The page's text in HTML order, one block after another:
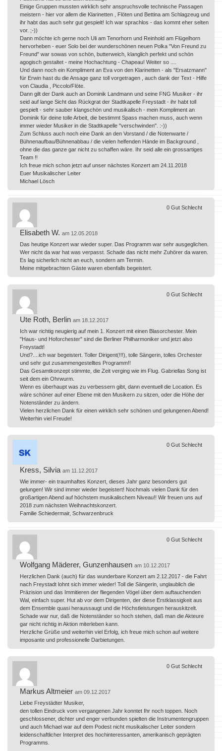
Einige Gruppen mussten wirklich sehr anspruchsvolle technische Passagen
meistern - hier vor allem die Klarinetten , Flöten und Bettina am Schlagzeug und
ihr habt das auch sehr gut gespielt! Ich war sprachlos - das kommt eher selten
vor. ;-))
Dann möchte ich gerne noch Uli am Tenorhorn und Reinhold am Flügelhorn
hervorheben - euer Solo bei der wunderschönen neuen Polka "Von Freund zu
Freund" war sowas von schön, butterweich, klanglich perfekt und schön
agogisch gestaltet - meine Hochachtung - Chapeau! Weiter so ....
Und dann noch ein Kompliment an Eva von den Klarinetten - als "Ersatzmann"
für Erwin hast du die Ansage ganz toll vorgetragen , auch dank der Text - Hilfe
von Claudia , Piccolo/Flöte.
Dann gilt der Dank auch an Dominik Landmann und seine FNG Musiker - ihr
seid auf lange Sicht das Rückgrat der Stadtkapelle Freystadt - ihr habt toll
gespielt - sehr sauber klangschön und musikalisch - mein Kompliment an
Dominik für deine tolle Arbeit, die bestimmt Spass machen muss, auch wenn
immer wieder Musiker in die Stadtkapelle "verschwinden". :-))
Zum Schluss auch noch eine Dank an den Vorstand / die Notenwarte /
Bühnenaufbau/Bühnenabbau / die vielen helfenden Hände im Background ,
ohne die das ganze gar nicht zu schaffen wäre. Ihr seid alle ein grossartiges
Team !!
Ich freue mich schon jetzt auf unser nächstes Konzert am 24.11.2018
Euer Musikalischer Leiter
Michael Lösch
Elisabeth W. am 12.05.2018
Das heutige Konzert war wieder super. Das Programm war sehr ausgeglichen.
Wer nicht da war hat was verpasst. Schade das nicht mehr Zuhörer da waren.
Es lag sicherlich nicht an euch, sondern am Termin.
Meine mitgebrachten Gäste waren ebenfalls begeistert.
0 Gut Schlecht
Ute Roth, Berlin am 18.12.2017
Ich war richtig neugierig auf mein 1. Konzert mit einen Blasorchester. Mein
"Haus- und Hoforchester" sind die Berliner Philharmoniker und jetzt also
Freystadt!
Und?....ich war begeistert. Toller Dirigent(!!!), tolle Sängerin, tolles Orchester
und sehr gut zusammengestelltes Programm!!
Das Gesamtkonzept stimmte, die Zeit verging wie im Flug. Gabriellas Song ist
seit dem ein Ohrwurm.
Wenn es überhaupt was zu verbessern gibt, dann eventuell die Location. Es
wäre schöner auf einer Ebene mit den Musikern zu sitzen, oder die Höhe der
Notenständer zu ändern.
Vielen herzlichen Dank für einen wirklich sehr schönen und gelungenen Abend!
Weiterhin viel Freude!
0 Gut Schlecht
Kress, Silvia am 11.12.2017
Wie immer- ein traumhaftes Konzert, dieses Jahr ganz besonders gut
gelungen! Wir sind immer wieder begeistert! Nochmals vielen Dank für den
großartigen Abend auf höchstem musikalischem Niveau!! Wir freuen uns auf
2018 zum nächsten Weihnachtskonzert.
Familie Schiedermair, Schwarzenbruck
0 Gut Schlecht
Wolfgang Mäderer, Gunzenhausen am 10.12.2017
Herzlichen Dank (auch) für das wunderbare Konzert am 2.12.2017 - die Fahrt
nach Freystadt lohnt sich immer wieder! Toll die Sängerin, unglaublich die
Präzision und das Immitieren der fliegenden Vögel über dem auftauchenden
Wal, einfach super. Hut ab vor dem Dirigenten, der diese Erstklassigkeit aus
dem Ensemble quasi heraussaugt und die Höchstleistungen herauskitzelt.
Schade war nur, daß die Notenständer so hoch stehen, daß man die Akteure
gar nicht richtig in Aktion miterleben kann.
Herzliche Grüße und weiterhin viel Erfolg, ich freue mich schon auf weitere
imposante und professionelle Darbietungen.
0 Gut Schlecht
Markus Altmeier am 09.12.2017
Liebe Freystädter Musiker,
den tollen Eindruck vom vergangenen Jahr konntet Ihr noch toppen. Noch
geschlossener, dichter und enger verbunden spielten die Instrumentengruppen
und auch Michael war auf dem Podest nicht musikalischer Leiter sondern
leidenschaftlicher Interpret des hochinteressanten, amerikanisch geprägten
Programms.
0 Gut Schlecht